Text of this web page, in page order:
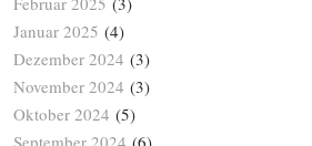
Januar 2025 (4)
Dezember 2024 (3)
November 2024 (3)
Oktober 2024 (5)